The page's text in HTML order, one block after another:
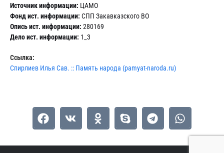
Источник информации: ЦАМО
Фонд ист. информации: СПП Закавказского ВО
Опись ист. информации: 280169
Дело ист. информации: 1_3
Ссылка:
Спирлиев Илья Сав. :: Память народа (pamyat-naroda.ru)